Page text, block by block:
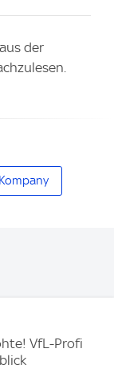
der
VfL-Profi